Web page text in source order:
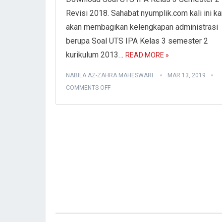
Revisi 2018. Sahabat nyumplik.com kali ini
akan membagikan kelengkapan administrasi
berupa Soal UTS IPA Kelas 3 semester 2
kurikulum 2013… READ MORE »
NABILA AZ-ZAHRA MAHESWARI
MAR 13, 2019
COMMENTS OFF